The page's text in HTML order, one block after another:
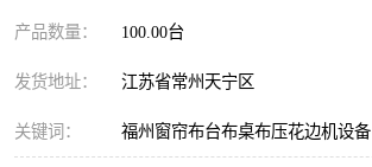
产品数量： 100.00台
发货地址： 江苏省常州天宁区
关键词： 福州窗帘布台布桌布压花边机设备